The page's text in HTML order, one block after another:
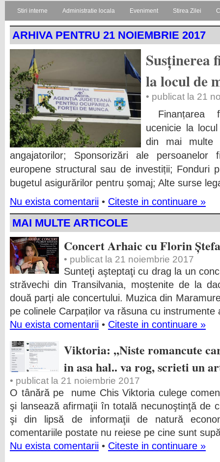
Stiri interne Administratie locala Eveniment Stirea Zilei
ARHIVA PENTRU 21 NOIEMBRIE 2017
Susținerea
la locul de
• publicat la 21
Finanțarea
ucenicie la
din mai multe
angajatorilor; Sponsorizări ale persoanelor
europene structural sau de investiții; Fonduri
bugetul asigurărilor pentru șomaj; Alte surse
Nu exista comentarii • Citeste in continuare »
MAI MULTE ARTICOLE
Concert Arhaic cu Florin
• publicat la 21 noiembrie 2017
Sunteţi aşteptaţi cu drag la un
străvechi din Transilvania, moștenite de la
două parți ale concertului. Muzica din
pe colinele Carpaților va răsuna cu instrumente
Nu exista comentarii • Citeste in continuare »
Viktoria: ,,Niste romancute
in asa hal.. va rog, scrieti un
• publicat la 21 noiembrie 2017
O tânără pe nume Chis Viktoria culege
şi lansează afirmaţii în totală necunoştinţă de
şi din lipsă de informaţii de natură
comentariile postate nu reiese pe cine sunt
Nu exista comentarii • Citeste in continuare »